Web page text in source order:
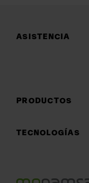
ASISTENCIA
PRODUCTOS
TECNOLOGÍAS